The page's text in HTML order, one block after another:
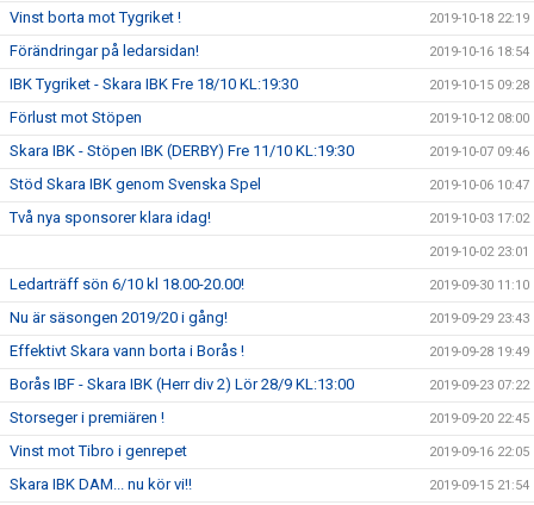
Vinst borta mot Tygriket ! 2019-10-18 22:19
Förändringar på ledarsidan! 2019-10-16 18:54
IBK Tygriket - Skara IBK Fre 18/10 KL:19:30 2019-10-15 09:28
Förlust mot Stöpen 2019-10-12 08:00
Skara IBK - Stöpen IBK (DERBY) Fre 11/10 KL:19:30 2019-10-07 09:46
Stöd Skara IBK genom Svenska Spel 2019-10-06 10:47
Två nya sponsorer klara idag! 2019-10-03 17:02
2019-10-02 23:01
Ledarträff sön 6/10 kl 18.00-20.00! 2019-09-30 11:10
Nu är säsongen 2019/20 i gång! 2019-09-29 23:43
Effektivt Skara vann borta i Borås ! 2019-09-28 19:49
Borås IBF - Skara IBK (Herr div 2) Lör 28/9 KL:13:00 2019-09-23 07:22
Storseger i premiären ! 2019-09-20 22:45
Vinst mot Tibro i genrepet 2019-09-16 22:05
Skara IBK DAM... nu kör vi!! 2019-09-15 21:54